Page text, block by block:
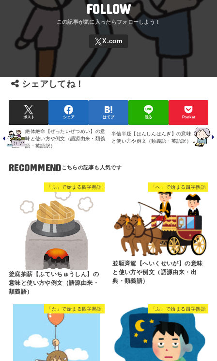
FOLLOW
シェアしてね！
ポスト シェア はてブ 送る Pocket
絶体絶命【ぜったいぜつめい】の意
味と使い方や例文（語源由来・類義
語・英語訳）
半信半疑【はんしんはんぎ】の意味
と使い方や例文（類義語・英語訳）
RECOMMEND
「ふ」で始まる四字熟語
釜底抽薪【ふていちゅうしん】の
意味と使い方や例文（語源由来・
類義語）
「へ」で始まる四字熟語
並駆斉駕【へいくせいが】の意味
と使い方や例文（語源由来・出
典・類義語）
「た」で始まる四字熟語 「ふ」で始まる四字熟語